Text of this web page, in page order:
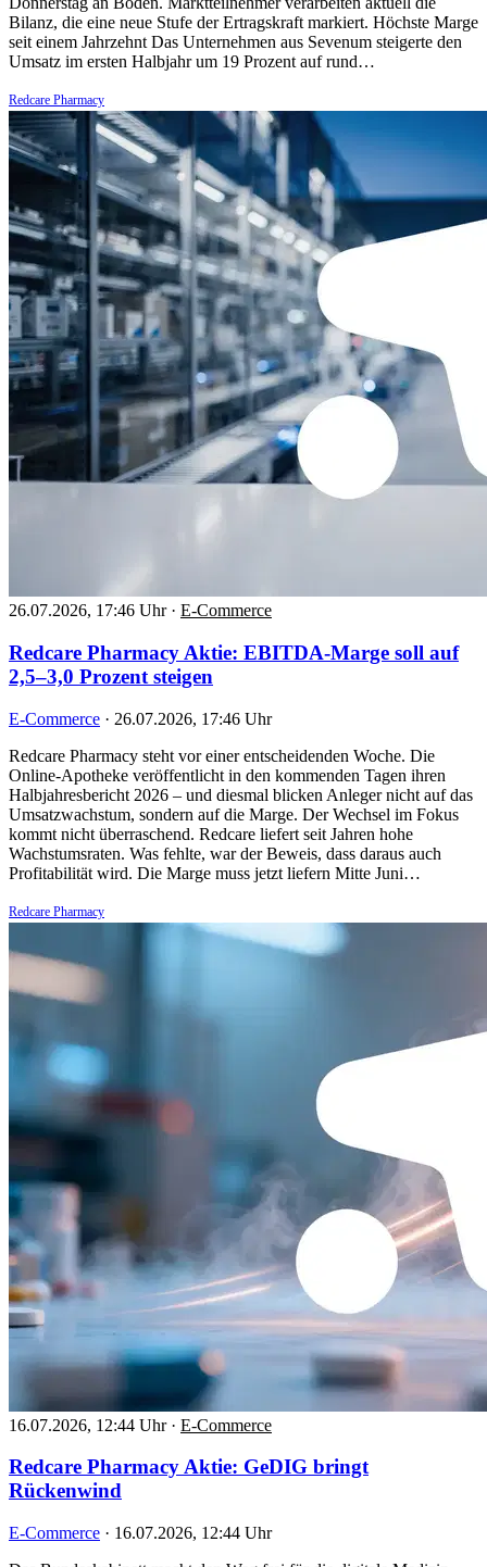
Bilanz, die eine neue Stufe der Ertragskraft markiert. Höchste Marge
seit einem Jahrzehnt Das Unternehmen aus Sevenum steigerte den
Umsatz im ersten Halbjahr um 19 Prozent auf rund…
Redcare Pharmacy
26.07.2026, 17:46 Uhr · E-Commerce
Redcare Pharmacy Aktie: EBITDA-Marge soll auf
2,5–3,0 Prozent steigen
E-Commerce · 26.07.2026, 17:46 Uhr
Redcare Pharmacy steht vor einer entscheidenden Woche. Die
Online-Apotheke veröffentlicht in den kommenden Tagen ihren
Halbjahresbericht 2026 – und diesmal blicken Anleger nicht auf das
Umsatzwachstum, sondern auf die Marge. Der Wechsel im Fokus
kommt nicht überraschend. Redcare liefert seit Jahren hohe
Wachstumsraten. Was fehlte, war der Beweis, dass daraus auch
Profitabilität wird. Die Marge muss jetzt liefern Mitte Juni…
Redcare Pharmacy
16.07.2026, 12:44 Uhr · E-Commerce
Redcare Pharmacy Aktie: GeDIG bringt
Rückenwind
E-Commerce · 16.07.2026, 12:44 Uhr